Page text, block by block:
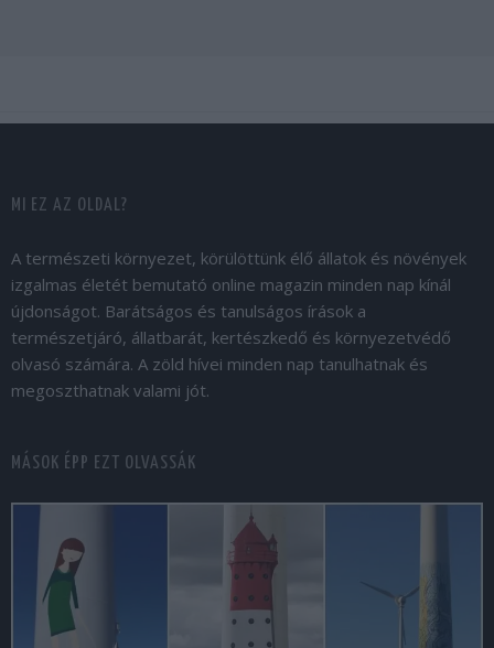
MI EZ AZ OLDAL?
A természeti környezet, körülöttünk élő állatok és növények
izgalmas életét bemutató online magazin minden nap kínál
újdonságot. Barátságos és tanulságos írások a
természetjáró, állatbarát, kertészkedő és környezetvédő
olvasó számára. A zöld hívei minden nap tanulhatnak és
megoszthatnak valami jót.
MÁSOK ÉPP EZT OLVASSÁK